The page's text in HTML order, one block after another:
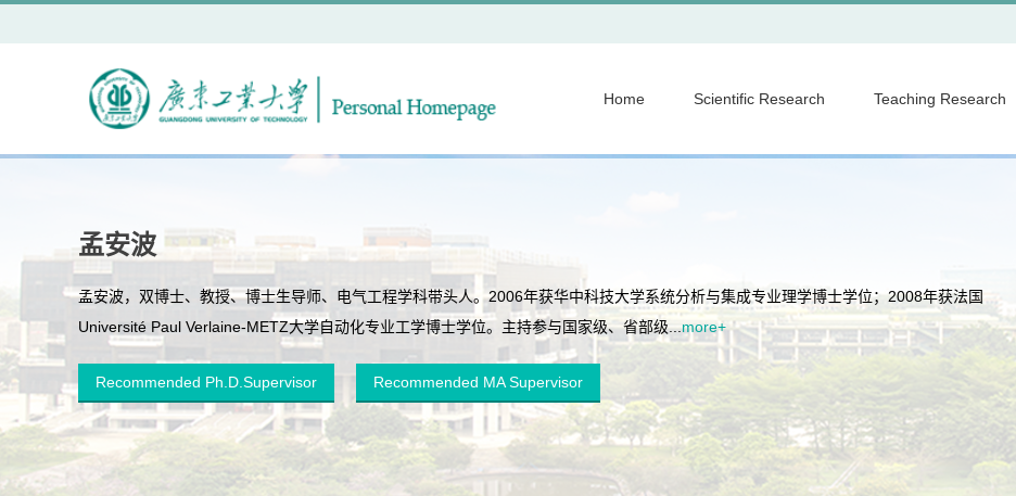
Home Scientific Research Teaching Research
孟安波
孟安波，双博士、教授、博士生导师、电气工程学科带头人。2006年获华中科技大学系统分析与集成专业理学博士学位；2008年获法国
Université Paul Verlaine-METZ大学自动化专业工学博士学位。主持参与国家级、省部级...more+
Recommended Ph.D.Supervisor Recommended MA Supervisor